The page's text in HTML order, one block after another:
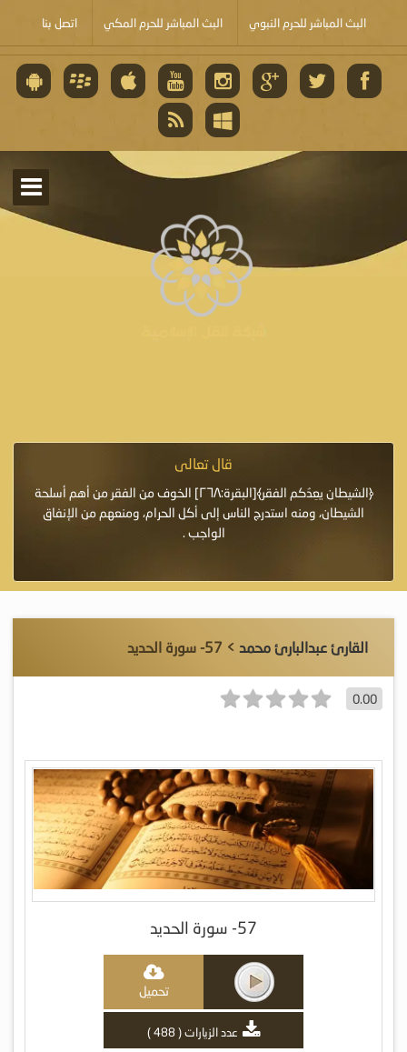
البث المباشر للحرم النبوي البث المباشر للحرم المكي اتصل بنا
قال تعالى
﴿الشيطان يعِدُكم الفقر﴾[البقرة:٢٦٨] الخوف من الفقر من أهم أسلحة
الشيطان، ومنه استدرج الناس إلى أكل الحرام، ومنعهم من الإنفاق
الواجب .
القارئ عبدالبارئ محمد > 57- سورة الحديد
0.00
57- سورة الحديد
تحميل
عدد الزيارات ( 488 )